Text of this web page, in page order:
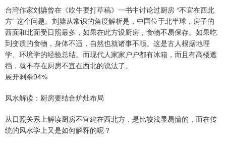
台湾作家刘墉曾在《吹牛要打草稿》一书中讨论过厨房 “不宜在西北
方” 这个问题。刘墉从常识的角度解析是，中国位于北半球，房子的
西面和北面受日照最多，如果在此方设厨房，食物不易保存。如果吃
到变质的食物，身体不适，自然也就诸事不顺。这是古人根据地理
学、环境学的经验总结。而现代人家家户户都有冰箱，而且有高楼遮
挡，就不存在厨房不宜在西北的说法了。
展开剩余94%
风水解读：厨房要结合炉灶布局
从日照关系上解读厨房不宜建在西北方，是比较浅显易懂的，而在传
统的风水学上又是如何解释的呢？